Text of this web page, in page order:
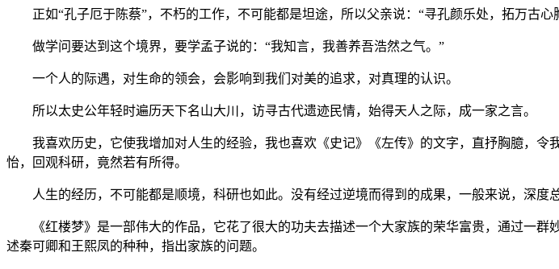
正如“孔子厄于陈蔡”，不朽的工作，不可能都是坦途，所以父亲说：“寻孔颜乐处，拓万古心
做学问要达到这个境界，要学孟子说的：“我知言，我善养吾浩然之气。”
一个人的际遇，对生命的领会，会影响到我们对美的追求，对真理的认识。
所以太史公年轻时遍历天下名山大川，访寻古代遗迹民情，始得天人之际，成一家之言。
我喜欢历史，它使我增加对人生的经验，我也喜欢《史记》《左传》的文字，直抒胸臆，令
怡，回观科研，竟然若有所得。
人生的经历，不可能都是顺境，科研也如此。没有经过逆境而得到的成果，一般来说，深度总
《红楼梦》是一部伟大的作品，它花了很大的功夫去描述一个大家族的荣华富贵，通过一群
述秦可卿和王熙凤的种种，指出家族的问题。